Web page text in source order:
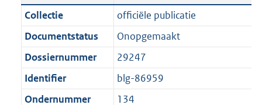
c
t
i
e
t
:
1
1
n
d
s
r
o
a
n
d
g
r
Collectie
officiële publicatie
Documentstatus
Onopgemaakt
Dossiernummer
29247
Identifier
blg-86959
Ondernummer
134